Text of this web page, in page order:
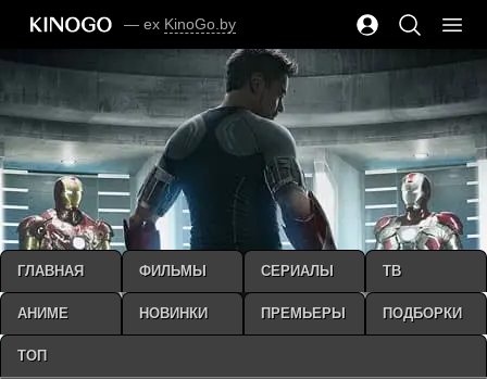
— ex KinoGo.by
ГЛАВНАЯ ФИЛЬМЫ СЕРИАЛЫ ТВ
АНИМЕ НОВИНКИ ПРЕМЬЕРЫ ПОДБОРКИ
ТОП